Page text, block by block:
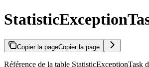
Copier la pageCopier la page
Référence de la table StatisticExceptionTask